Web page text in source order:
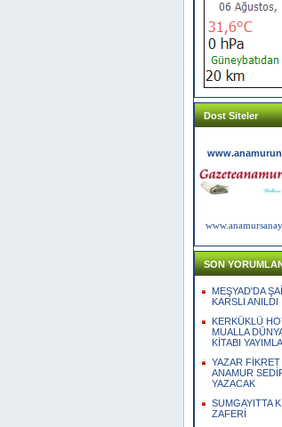
Dost Siteler
SON
MEŞYAD'DA
KARSLI ANILDI
KERKÜKLÜ
MUALLA
KİTABI
YAZAR FİKRET
ANAMUR
YAZACAK
SUMGAYITTA
ZAFERİ